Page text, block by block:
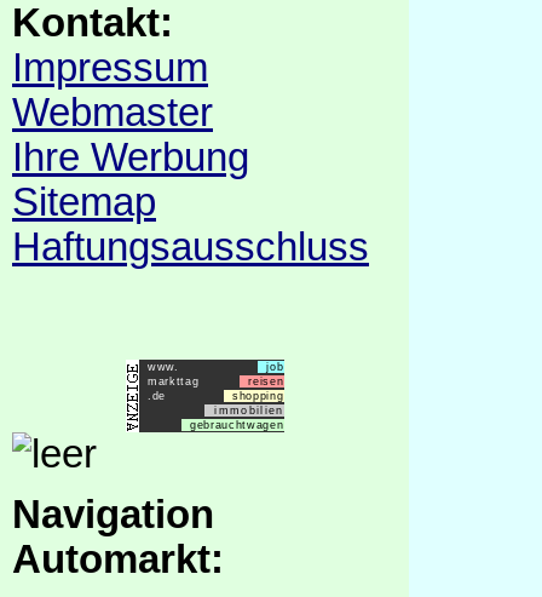
Kontakt:
Impressum
Webmaster
Ihre Werbung
Sitemap
Haftungsausschluss
www.
markttag
.de
job
reisen
shopping
immobilien
gebrauchtwagen
Navigation
Automarkt: